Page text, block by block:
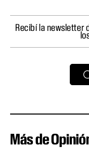
Recibí la newsletter
Más de